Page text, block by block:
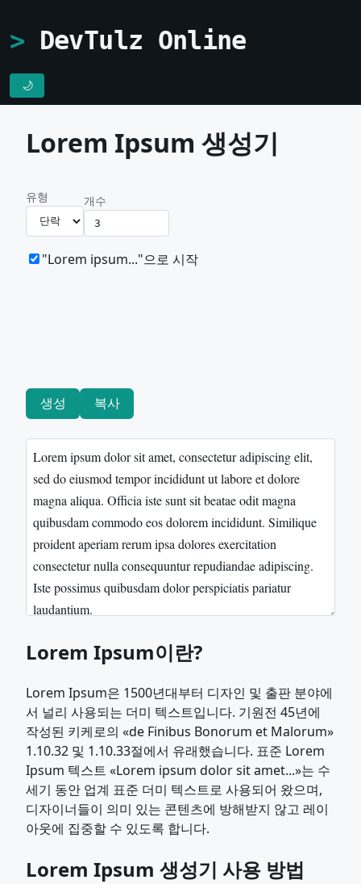
DevTulz Online
🌙
Lorem Ipsum 생성기
유형 개수
"Lorem ipsum..."으로 시작
생성 복사
Lorem Ipsum이란?
Lorem Ipsum은 1500년대부터 디자인 및 출판 분야에
서 널리 사용되는 더미 텍스트입니다. 기원전 45년에
작성된 키케로의 «de Finibus Bonorum et Malorum»
1.10.32 및 1.10.33절에서 유래했습니다. 표준 Lorem
Ipsum 텍스트 «Lorem ipsum dolor sit amet...»는 수
세기 동안 업계 표준 더미 텍스트로 사용되어 왔으며,
디자이너들이 의미 있는 콘텐츠에 방해받지 않고 레이
아웃에 집중할 수 있도록 합니다.
Lorem Ipsum 생성기 사용 방법